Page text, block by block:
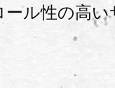
ール性の高